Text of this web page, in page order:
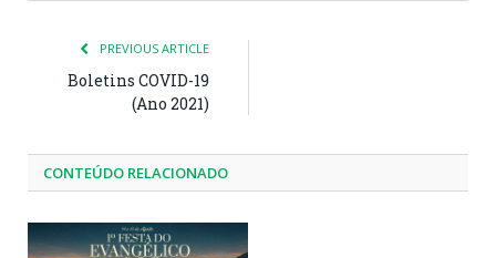
PREVIOUS ARTICLE
Boletins COVID-19
(Ano 2021)
CONTEÚDO RELACIONADO